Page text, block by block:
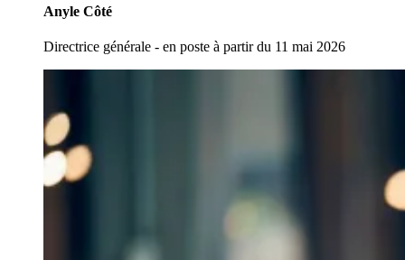
Anyle Côté
Directrice générale - en poste à partir du 11 mai 2026